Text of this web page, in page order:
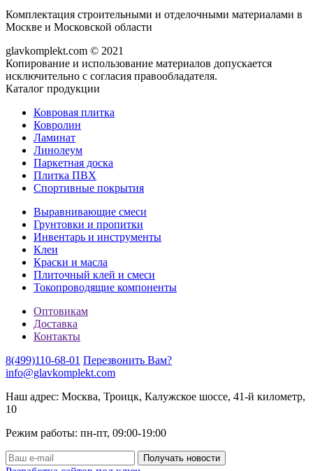
Комплектация строительными и отделочными материалами в
Москве и Московской области
glavkomplekt.com © 2021
Копирование и использование материалов допускается
исключительно с согласия правообладателя.
Каталог продукции
Ковровая плитка
Ковролин
Ламинат
Линолеум
Паркетная доска
Плитка ПВХ
Спортивные покрытия
Выравнивающие смеси
Грунтовки и пропитки
Инвентарь и инструменты
Клеи
Краски и масла
Плиточный клей и смеси
Токопроводящие компоненты
Оптовикам
Доставка
Контакты
8(499)110-68-01 Перезвонить Вам?
info@glavkomplekt.com
Наш адрес: Москва, Троицк, Калужское шоссе, 41-й километр,
10
Режим работы: пн-пт, 09:00-19:00